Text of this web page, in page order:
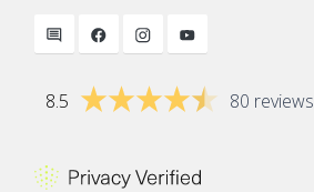
8.5 80 reviews